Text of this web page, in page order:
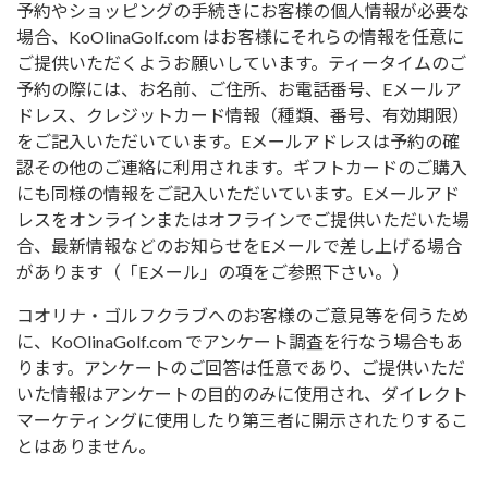
予約やショッピングの手続きにお客様の個人情報が必要な
場合、KoOlinaGolf.com はお客様にそれらの情報を任意に
ご提供いただくようお願いしています。ティータイムのご
予約の際には、お名前、ご住所、お電話番号、Eメールア
ドレス、クレジットカード情報（種類、番号、有効期限）
をご記入いただいています。Eメールアドレスは予約の確
認その他のご連絡に利用されます。ギフトカードのご購入
にも同様の情報をご記入いただいています。Eメールアド
レスをオンラインまたはオフラインでご提供いただいた場
合、最新情報などのお知らせをEメールで差し上げる場合
があります（「Eメール」の項をご参照下さい。）
コオリナ・ゴルフクラブへのお客様のご意見等を伺うため
に、KoOlinaGolf.com でアンケート調査を行なう場合もあ
ります。アンケートのご回答は任意であり、ご提供いただ
いた情報はアンケートの目的のみに使用され、ダイレクト
マーケティングに使用したり第三者に開示されたりするこ
とはありません。